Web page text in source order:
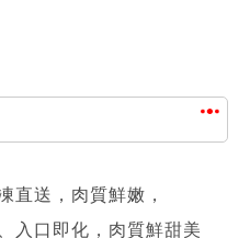
直送，肉質鮮嫩，
入口即化，肉質鮮甜美